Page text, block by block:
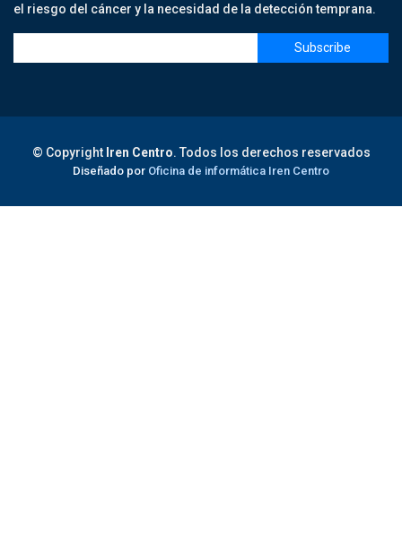
el riesgo del cáncer y la necesidad de la detección temprana.
© Copyright Iren Centro. Todos los derechos reservados
Diseñado por Oficina de informática Iren Centro